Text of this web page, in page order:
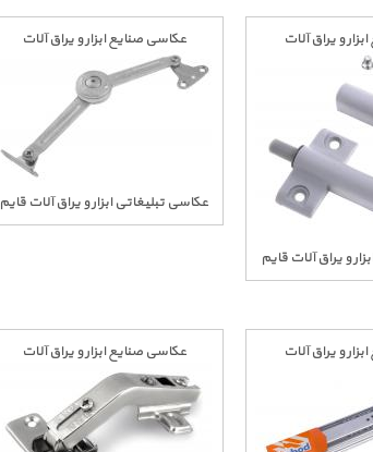
و یراق آلات
و یراق آلات قایم
عکاسی صنایع ابزار و یراق آلات
عکاسی تبلیغاتی ابزار و یراق آلات قایم
و یراق آلات عکاسی صنایع ابزار و یراق آلات